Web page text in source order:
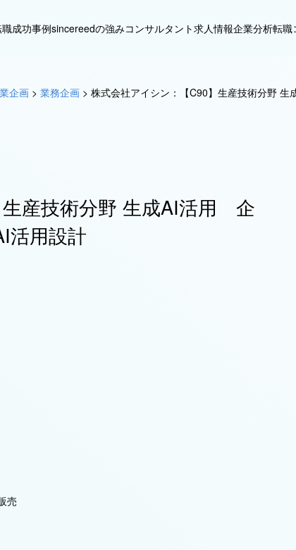
成功事例sincereedの強みコンサルタント求人情報企業分析転職
企画 > 業務企画 > 株式会社アイシン：【C90】生産技術分野
産技術分野 生成AI活用 企
活用設計
売